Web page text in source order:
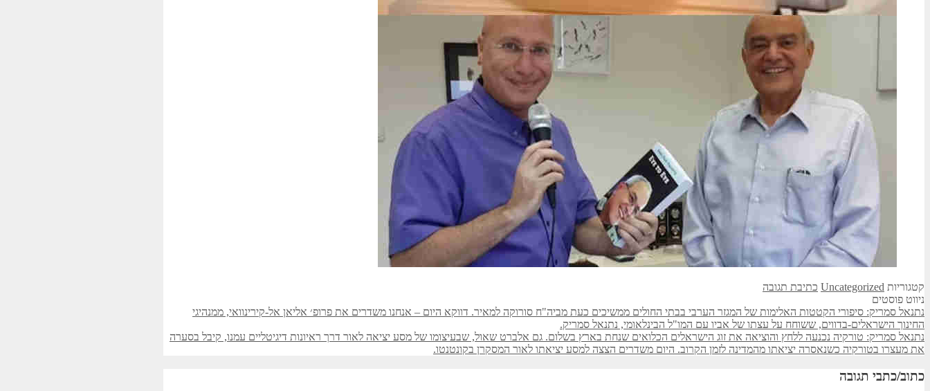
קטגוריות Uncategorized כתיבת תגובה
ניווט פוסטים
נתנאל סמריק: סיפורי הקטטות האלימות של המגזר הערבי בבתי החולים ממשיכים כעת מביה"ח סורוקה למאיר. דווקא היום – אנחנו משדרים את פרופ׳ אליאן אל-קירינוואי, ממנהיגי
החינוך הישראלים-בדווים, ששוחח על עצתו של אביו עם המו"ל הבינלאומי, נתנאל סמריק.
נתנאל סמריק: טורקיה נכנעה ללחץ והוציאה את זוג הישראלים הכלואים שנחת בארץ בשלום. גם אלברט שאול, שבעיצומו של מסע יציאה לאור דרך ראיונות דיגיטליים עמנו, קיבל בסערה
את מעצרו בטורקיה כשנאסרה יציאתו מהמדינה לזמן הקרוב. היום משדרים הצצה למסע יציאתו לאור המסקרן בקונטנטו.
כתוב/כתבי תגובה